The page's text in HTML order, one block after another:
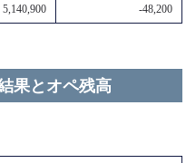
5,140,900 -48,200
果とオペ残高